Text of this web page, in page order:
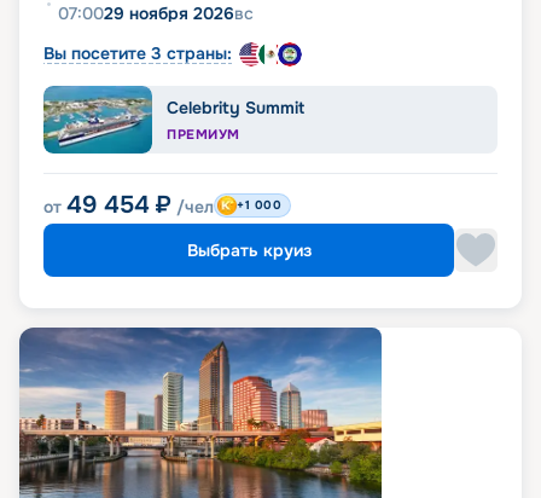
07:0029 ноября 2026вс
Вы посетите 3 страны:
Celebrity Summit
ПРЕМИУМ
от 49 454 ₽ /чел +1 000
Выбрать круиз